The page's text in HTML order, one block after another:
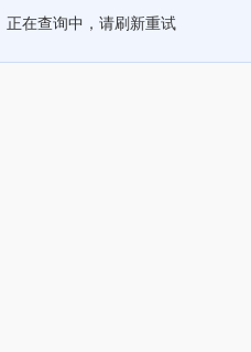
正在查询中，请刷新重试